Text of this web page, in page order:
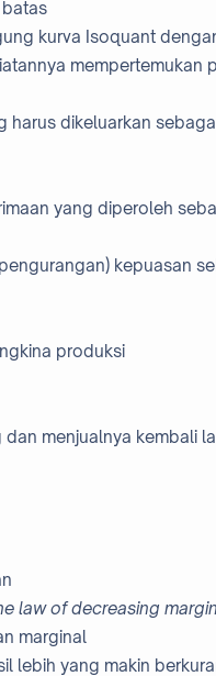
kurva Isoquant
mempertemukan
harus dikeluarkan
yang diperoleh
kepuasan
produksi
menjualnya kembali
law of decreasing
marginal
lebih yang makin